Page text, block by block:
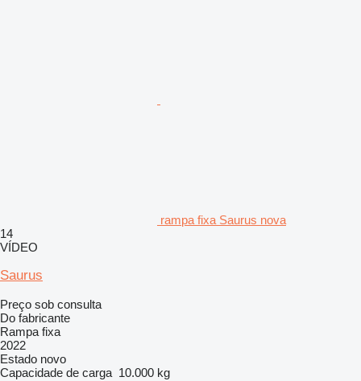
rampa fixa Saurus nova
14
VÍDEO
Saurus
Preço sob consulta
Do fabricante
Rampa fixa
2022
Estado novo
Capacidade de carga 10.000 kg